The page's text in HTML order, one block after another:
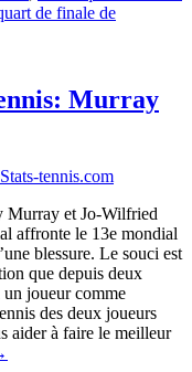
de finale de
Murray
tennis.com
Murray et Jo-Wilfried
affronte le 13e mondial
blessure. Le souci est
que depuis deux
un joueur comme
des deux joueurs
aider à faire le meilleur